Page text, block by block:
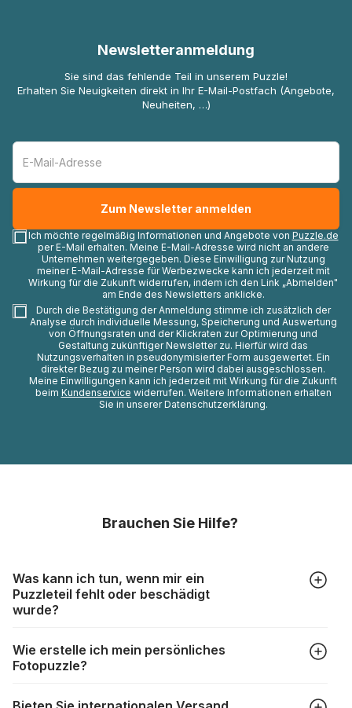
Newsletteranmeldung
Sie sind das fehlende Teil in unserem Puzzle!
Erhalten Sie Neuigkeiten direkt in Ihr E-Mail-Postfach (Angebote,
Neuheiten, …)
Ich möchte regelmäßig Informationen und Angebote von Puzzle.de
per E-Mail erhalten. Meine E-Mail-Adresse wird nicht an andere
Unternehmen weitergegeben. Diese Einwilligung zur Nutzung
meiner E-Mail-Adresse für Werbezwecke kann ich jederzeit mit
Wirkung für die Zukunft widerrufen, indem ich den Link „Abmelden"
am Ende des Newsletters anklicke.
Durch die Bestätigung der Anmeldung stimme ich zusätzlich der
Analyse durch individuelle Messung, Speicherung und Auswertung
von Öffnungsraten und der Klickraten zur Optimierung und
Gestaltung zukünftiger Newsletter zu. Hierfür wird das
Nutzungsverhalten in pseudonymisierter Form ausgewertet. Ein
direkter Bezug zu meiner Person wird dabei ausgeschlossen.
Meine Einwilligungen kann ich jederzeit mit Wirkung für die Zukunft
beim Kundenservice widerrufen. Weitere Informationen erhalten
Sie in unserer Datenschutzerklärung.
Brauchen Sie Hilfe?
Was kann ich tun, wenn mir ein
Puzzleteil fehlt oder beschädigt
wurde?
aber trotzdem kann es vorkommen, dass Teile beschädigt
werden oder verloren gehen. Mit solchen Fällen gehen
https://www.puzzle.de/puzzleteile-fehlen.html
Wie erstelle ich mein persönliches
Fotopuzzle?